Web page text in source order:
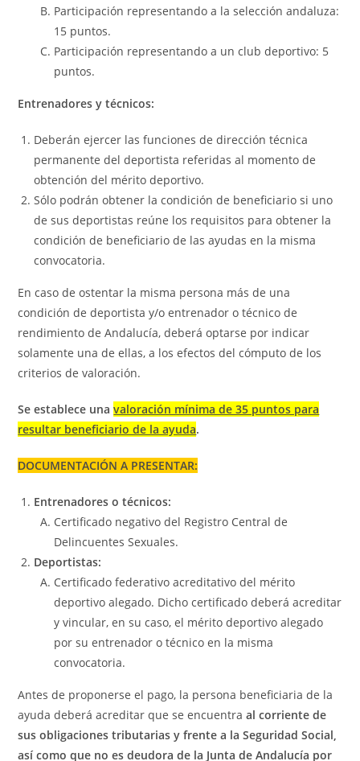
Participación representando a la selección andaluza:
15 puntos.
Participación representando a un club deportivo: 5
puntos.
Entrenadores y técnicos:
Deberán ejercer las funciones de dirección técnica
permanente del deportista referidas al momento de
obtención del mérito deportivo.
Sólo podrán obtener la condición de beneficiario si uno
de sus deportistas reúne los requisitos para obtener la
condición de beneficiario de las ayudas en la misma
convocatoria.
En caso de ostentar la misma persona más de una
condición de deportista y/o entrenador o técnico de
rendimiento de Andalucía, deberá optarse por indicar
solamente una de ellas, a los efectos del cómputo de los
criterios de valoración.
Se establece unavaloración mínima de 35 puntos para
resultar beneficiario de la ayuda.
DOCUMENTACIÓN A PRESENTAR:
Entrenadores o técnicos:
Certificado negativo del Registro Central de
Delincuentes Sexuales.
Deportistas:
Certificado federativo acreditativo del mérito
deportivo alegado. Dicho certificado deberá acreditar
y vincular, en su caso, el mérito deportivo alegado
por su entrenador o técnico en la misma
convocatoria.
Antes de proponerse el pago, la persona beneficiaria de la
ayuda deberá acreditar que se encuentraal corriente de
sus obligaciones tributarias y frente a la Seguridad Social,
así como que no es deudora de la Junta de Andalucía por